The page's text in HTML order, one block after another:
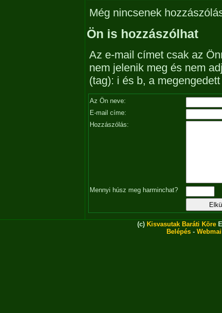
Még nincsenek
Ön is hozzászólhat
Az e-mail címet csak az
nem jelenik meg és nem
(tag): i és b, a
Az Ön neve:
E-mail címe:
Hozzászólás:
Mennyi húsz meg harminchat?
(c) Kisvasutak Baráti Köre
Belépés -